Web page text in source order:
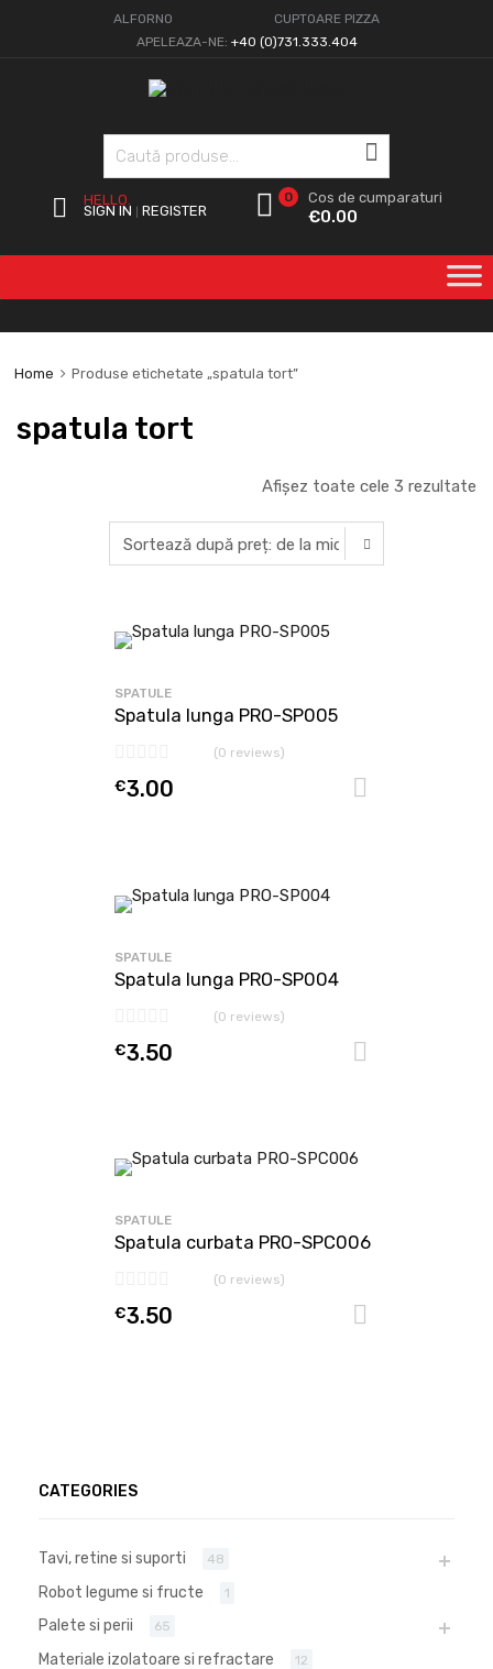
ALFORNO
CUPTOARE PIZZA
APELEAZA-NE: +40 (0)731.333.404
HELLO.
SIGN IN REGISTER
Cos de cumparaturi
€0.00
0
Home Produse etichetate „spatula tort”
spatula tort
Afișez toate cele 3 rezultate
SPATULE
Spatula lunga PRO-SP005
(0 reviews)
€3.00
SPATULE
Spatula lunga PRO-SP004
(0 reviews)
€3.50
SPATULE
Spatula curbata PRO-SPC006
(0 reviews)
€3.50
CATEGORIES
Tavi, retine si suporti 48
Robot legume si fructe 1
Palete si perii 65
Materiale izolatoare si refractare 12